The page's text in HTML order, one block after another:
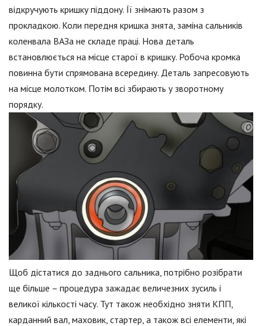
відкручують кришку піддону. Її знімають разом з
прокладкою. Коли передня кришка знята, заміна сальників
коленвала ВАЗа не складе праці. Нова деталь
встановлюється на місце старої в кришку. Робоча кромка
повинна бути спрямована всередину. Деталь запресовують
на місце молотком. Потім всі збирають у зворотному
порядку.
Щоб дістатися до заднього сальника, потрібно розібрати
ще більше – процедура зажадає величезних зусиль і
великої кількості часу. Тут також необхідно зняти КПП,
карданний вал, маховик, стартер, а також всі елементи, які